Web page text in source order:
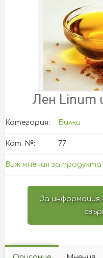
Лен Linum
Категория: Билки
Кат. №: 77
Виж мнения за продукта
За информация